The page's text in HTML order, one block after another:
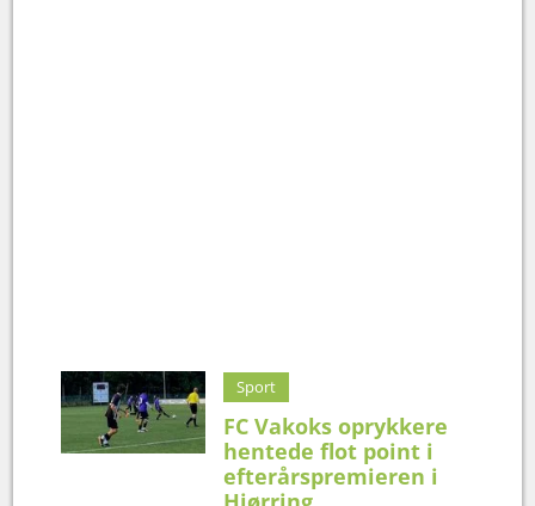
Sport
FC Vakoks oprykkere
hentede flot point i
efterårspremieren i